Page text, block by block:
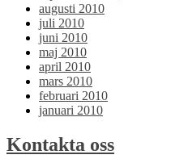
augusti 2010
juli 2010
juni 2010
maj 2010
april 2010
mars 2010
februari 2010
januari 2010
Kontakta oss